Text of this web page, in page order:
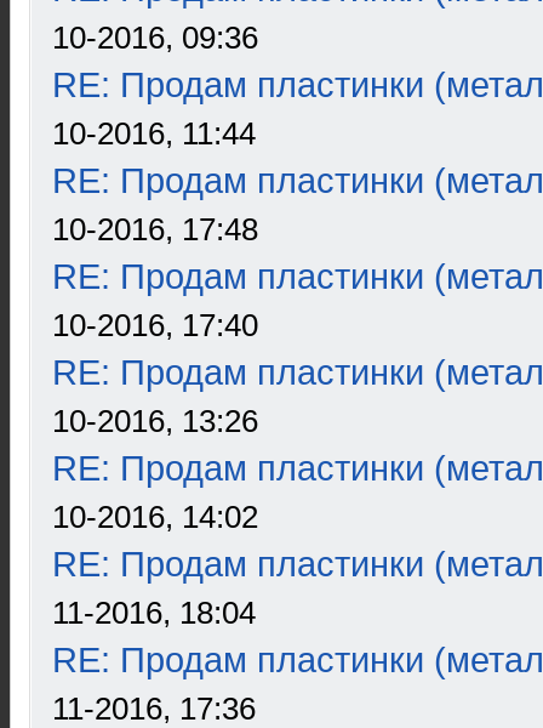
10-2016, 09:36
RE: Продам пластинки
10-2016, 11:44
RE: Продам пластинки
10-2016, 17:48
RE: Продам пластинки
10-2016, 17:40
RE: Продам пластинки
10-2016, 13:26
RE: Продам пластинки
10-2016, 14:02
RE: Продам пластинки
11-2016, 18:04
RE: Продам пластинки
11-2016, 17:36